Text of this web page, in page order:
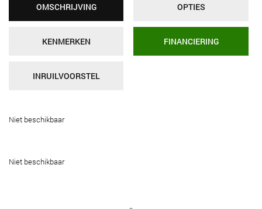
OMSCHRIJVING OPTIES
KENMERKEN FINANCIERING
INRUILVOORSTEL
Niet beschikbaar
Niet beschikbaar